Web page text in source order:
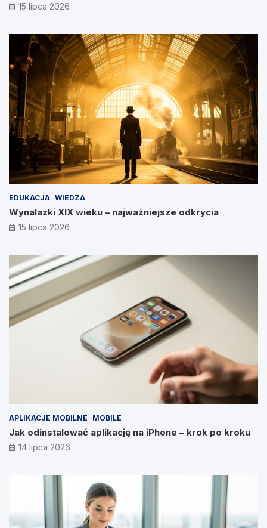
15 lipca 2026
EDUKACJA WIEDZA
Wynalazki XIX wieku – najważniejsze odkrycia
15 lipca 2026
APLIKACJE MOBILNE MOBILE
Jak odinstalować aplikację na iPhone – krok po kroku
14 lipca 2026